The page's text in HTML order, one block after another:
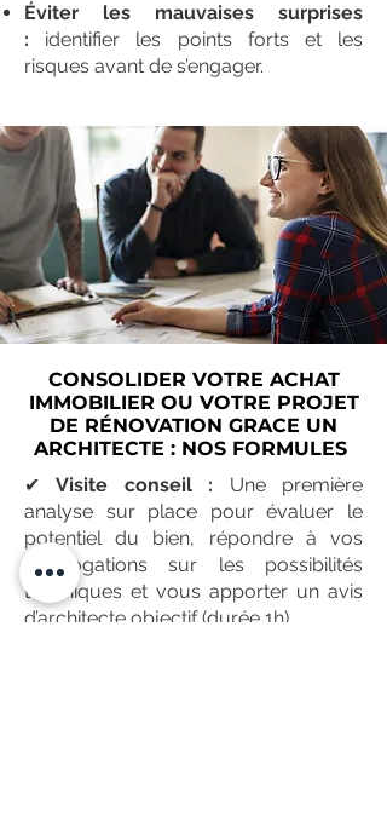
Éviter les mauvaises surprises
: identifier les points forts et les
risques avant de s’engager.
CONSOLIDER VOTRE ACHAT
IMMOBILIER OU VOTRE PROJET
DE RÉNOVATION GRACE UN
ARCHITECTE : NOS FORMULES
✔Visite conseil : Une première
analyse sur place pour évaluer le
potentiel du bien, répondre à vos
interrogations sur les possibilités
techniques et vous apporter un avis
d’architecte objectif (durée 1h).